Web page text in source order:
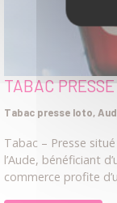
TABAC
Tabac presse loto,
Tabac – Presse
l’Aude, bénéficiant
commerce profite